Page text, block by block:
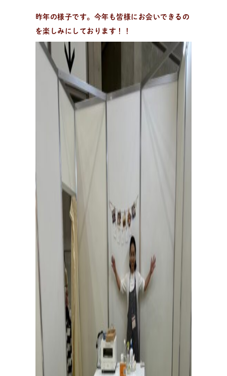
昨年の様子です。今年も皆様にお会いできるの
を楽しみにしております！！